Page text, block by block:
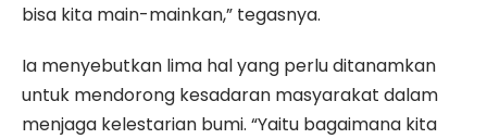
bisa kita main-mainkan,” tegasnya.
Ia menyebutkan lima hal yang perlu ditanamkan
untuk mendorong kesadaran masyarakat dalam
menjaga kelestarian bumi. “Yaitu bagaimana kita